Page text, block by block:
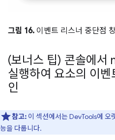
그림 16. 이벤트 리스너 중단점
(보너스 팁) 콘솔에서
실행하여 요소의 이
인
참고: 이 섹션에서는 DevTools에 오
능을 다룹니다.